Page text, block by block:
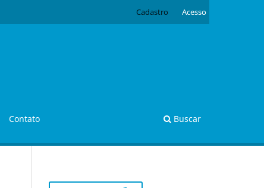
Contato Buscar
Cadastro Acesso